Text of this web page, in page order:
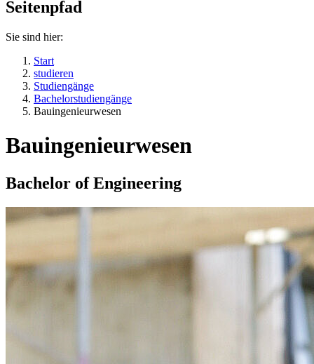
Seitenpfad
Sie sind hier:
Start
studieren
Studiengänge
Bachelorstudiengänge
Bauingenieurwesen
Bauingenieurwesen
Bachelor of Engineering